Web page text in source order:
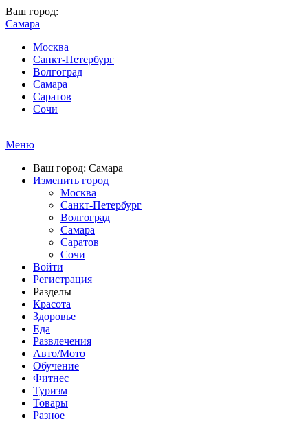
Ваш город:
Самара
Москва
Санкт-Петербург
Волгоград
Самара
Саратов
Сочи
Меню
Ваш город: Самара
Изменить город
Москва
Санкт-Петербург
Волгоград
Самара
Саратов
Сочи
Войти
Регистрация
Разделы
Красота
Здоровье
Еда
Развлечения
Авто/Мото
Обучение
Фитнес
Туризм
Товары
Разное